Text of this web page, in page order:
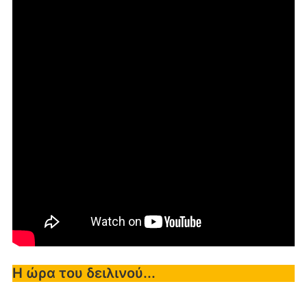
Η ώρα του δειλινού...